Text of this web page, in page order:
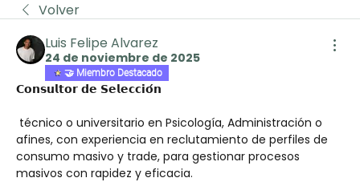
Volver
Luis Felipe Alvarez
24 de noviembre de 2025
🤝 Miembro Destacado
𝗖𝗼𝗻𝘀𝘂𝗹𝘁𝗼𝗿 𝗱𝗲 𝗦𝗲𝗹𝗲𝗰𝗰𝗶𝗼́𝗻
técnico o universitario en Psicología, Administración o
afines, con experiencia en reclutamiento de perfiles de
consumo masivo y trade, para gestionar procesos
masivos con rapidez y eficacia.